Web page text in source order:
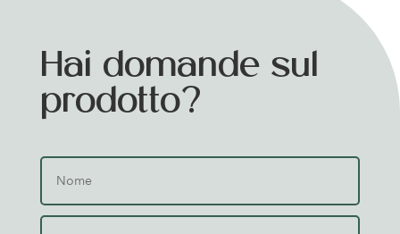
Hai domande sul
prodotto?